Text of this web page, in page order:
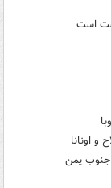
است
اونانا
جنوب یمن